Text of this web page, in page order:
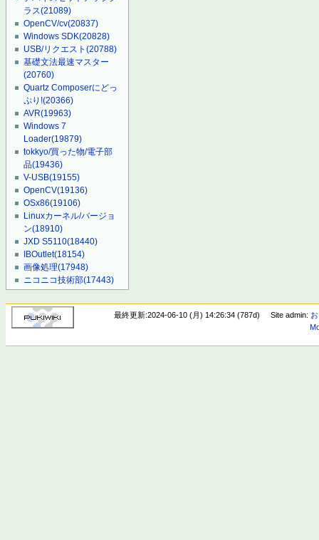
ラス(21089)
OpenCV/cv(20837)
Windows SDK(20828)
USB/リクエスト(20788)
基礎文法最速マスター
(20760)
Quartz Composerにどっ
ぷり!(20366)
AVR(19963)
Windows 7
Loader(19879)
tokkyo/買った物/電子部
品(19436)
V-USB(19155)
OpenCV(19136)
OSx86(19106)
Linuxカーネル/バージョ
ン(18910)
JXD S5110(18440)
IBOutlet(18154)
画像処理(17948)
ニコニコ技術部(17443)
最終更新:2024-06-10 (月) 14:26:34 (787d) Site admin: